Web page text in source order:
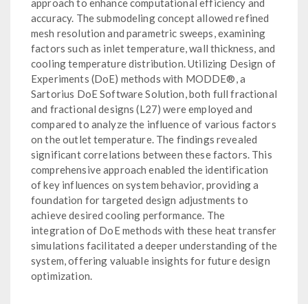
approach to enhance computational efficiency and
accuracy. The submodeling concept allowed refined
mesh resolution and parametric sweeps, examining
factors such as inlet temperature, wall thickness, and
cooling temperature distribution. Utilizing Design of
Experiments (DoE) methods with MODDE®, a
Sartorius DoE Software Solution, both full fractional
and fractional designs (L27) were employed and
compared to analyze the influence of various factors
on the outlet temperature. The findings revealed
significant correlations between these factors. This
comprehensive approach enabled the identification
of key influences on system behavior, providing a
foundation for targeted design adjustments to
achieve desired cooling performance. The
integration of DoE methods with these heat transfer
simulations facilitated a deeper understanding of the
system, offering valuable insights for future design
optimization.